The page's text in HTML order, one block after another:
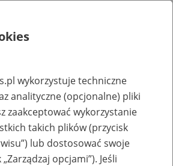
lub
zakładów pracy
wykorzystuje techniczne
analityczne (opcjonalne) pliki
zaakceptować wykorzystanie
takich plików (przycisk
lub dostosować swoje
opcjami”). Jeśli